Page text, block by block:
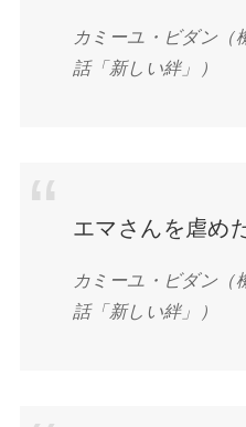
カミーユ・ビダン
話「新しい絆」）
エマさんを虐め
カミーユ・ビダン
話「新しい絆」）